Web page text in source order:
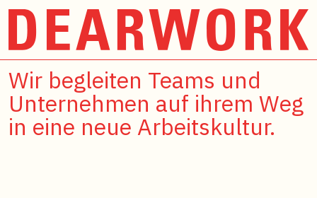
Wir begleiten Teams und
Unternehmen auf ihrem Weg
in eine neue Arbeitskultur.